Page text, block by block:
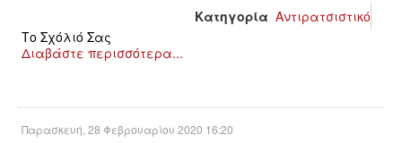
Κατηγορία Αντιρατσιστικό
Το Σχόλιό Σας
Διαβάστε περισσότερα...
Παρασκευή, 28 Φεβρουαρίου 2020 16:20